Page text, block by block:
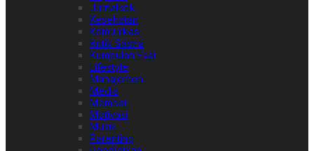
Jurnalistik
Kesehatan
Komunikasi
Kritik Sastra
Kumpulan Esai
Lifestyle
Manajemen
Media
Memoar
Motivasi
Musik
Parenting